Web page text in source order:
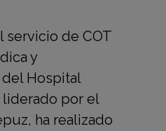
servicio de COT
y
Hospital
liderado por el
ha realizado